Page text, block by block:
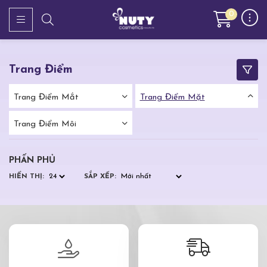
0
Trang Điểm
Trang Điểm Mắt Trang Điểm Mặt
Trang Điểm Môi
PHẤN PHỦ
HIỂN THỊ: SẮP XẾP: